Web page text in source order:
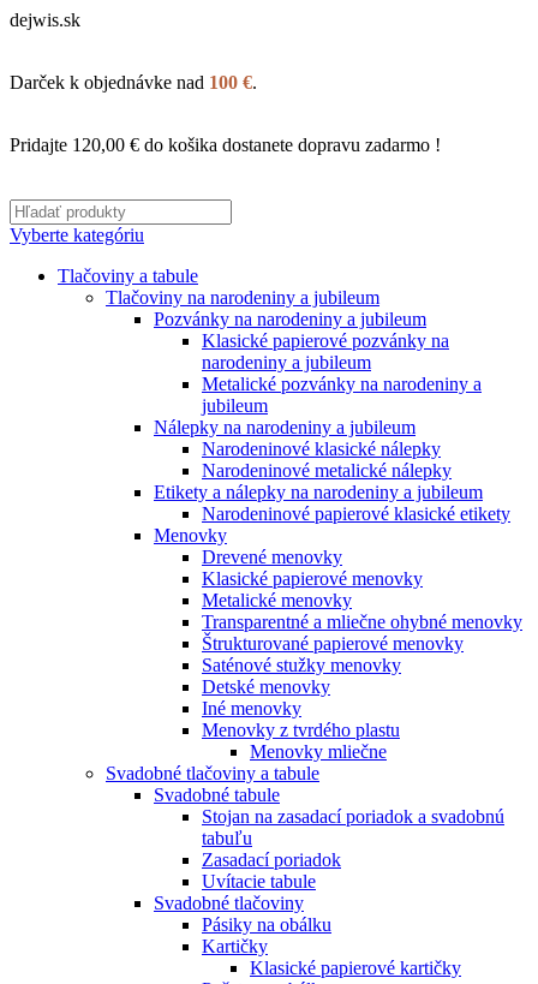
dejwis.sk
Darček k objednávke nad 100 €.
Pridajte 120,00 € do košika dostanete dopravu zadarmo !
Vyberte kategóriu
Tlačoviny a tabule
Tlačoviny na narodeniny a jubileum
Pozvánky na narodeniny a jubileum
Klasické papierové pozvánky na
narodeniny a jubileum
Metalické pozvánky na narodeniny a
jubileum
Nálepky na narodeniny a jubileum
Narodeninové klasické nálepky
Narodeninové metalické nálepky
Etikety a nálepky na narodeniny a jubileum
Narodeninové papierové klasické etikety
Menovky
Drevené menovky
Klasické papierové menovky
Metalické menovky
Transparentné a mliečne ohybné menovky
Štrukturované papierové menovky
Saténové stužky menovky
Detské menovky
Iné menovky
Menovky z tvrdého plastu
Menovky mliečne
Svadobné tlačoviny a tabule
Svadobné tabule
Stojan na zasadací poriadok a svadobnú
tabuľu
Zasadací poriadok
Uvítacie tabule
Svadobné tlačoviny
Pásiky na obálku
Kartičky
Klasické papierové kartičky